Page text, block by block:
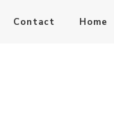
Contact Home